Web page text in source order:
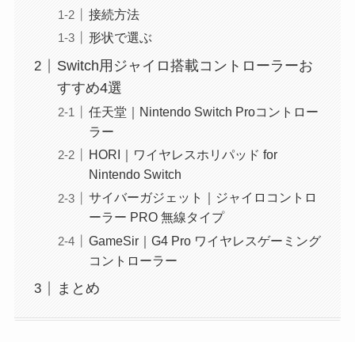
接続方法
形状で選ぶ
Switch用ジャイロ搭載コントローラーお
すすめ4選
任天堂｜Nintendo Switch Proコントロー
ラー
HORI｜ワイヤレスホリパッド for
Nintendo Switch
サイバーガジェット｜ジャイロコントロ
ーラー PRO 無線タイプ
GameSir｜G4 Pro ワイヤレスゲーミング
コントローラー
まとめ